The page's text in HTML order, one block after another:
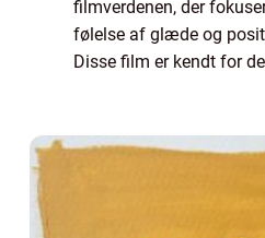
filmverdenen, der
følelse af glæde og
Disse film er kendt for